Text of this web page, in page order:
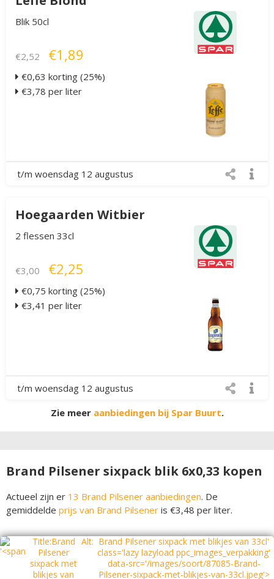
Blik 50cl
€2,52 €1,89
€0,63 korting (25%)
€3,78 per liter
t/m woensdag 12 augustus
Hoegaarden Witbier
2 flessen 33cl
€3,00 €2,25
€0,75 korting (25%)
€3,41 per liter
t/m woensdag 12 augustus
Zie meer aanbiedingen bij Spar Buurt.
Brand Pilsener sixpack blik 6x0,33 kopen
Actueel zijn er 13 Brand Pilsener aanbiedingen. De
gemiddelde prijs van Brand Pilsener is €3,48 per liter.
Title:Brand
Pilsener
sixpack met
blikjes van
Alt: Brand Pilsener sixpack met blikjes van 33cl'
class='lazy lazyload ppc_images_verpakking'
data-src='/images/soort/87085-Brand-
Pilsener-sixpack-met-blikjes-van-33cl.jpeg'>